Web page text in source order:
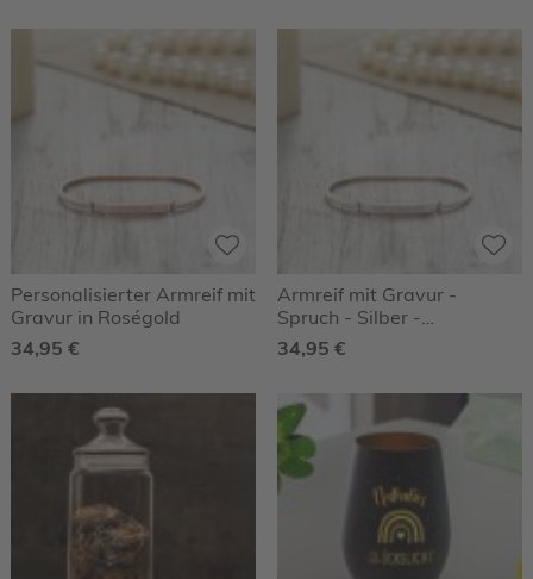
Personalisierter Armreif mit
Gravur in Roségold
34,95 €
Armreif mit Gravur -
Spruch - Silber -
Personalisiert
34,95 €